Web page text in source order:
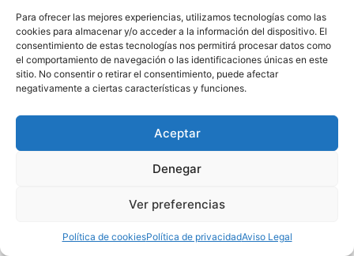
Para ofrecer las mejores experiencias, utilizamos tecnologías como las
cookies para almacenar y/o acceder a la información del dispositivo. El
consentimiento de estas tecnologías nos permitirá procesar datos como
el comportamiento de navegación o las identificaciones únicas en este
sitio. No consentir o retirar el consentimiento, puede afectar
negativamente a ciertas características y funciones.
Aceptar
Denegar
Ver preferencias
Política de cookiesPolítica de privacidadAviso Legal
contacto@caminofacil.net